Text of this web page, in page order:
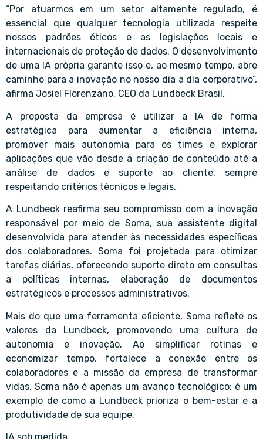
“Por atuarmos em um setor altamente regulado, é
essencial que qualquer tecnologia utilizada respeite
nossos padrões éticos e as legislações locais e
internacionais de proteção de dados. O desenvolvimento
de uma IA própria garante isso e, ao mesmo tempo, abre
caminho para a inovação no nosso dia a dia corporativo”,
afirma Josiel Florenzano, CEO da Lundbeck Brasil.
A proposta da empresa é utilizar a IA de forma
estratégica para aumentar a eficiência interna,
promover mais autonomia para os times e explorar
aplicações que vão desde a criação de conteúdo até a
análise de dados e suporte ao cliente, sempre
respeitando critérios técnicos e legais.
A Lundbeck reafirma seu compromisso com a inovação
responsável por meio de Soma, sua assistente digital
desenvolvida para atender às necessidades específicas
dos colaboradores. Soma foi projetada para otimizar
tarefas diárias, oferecendo suporte direto em consultas
a políticas internas, elaboração de documentos
estratégicos e processos administrativos.
Mais do que uma ferramenta eficiente, Soma reflete os
valores da Lundbeck, promovendo uma cultura de
autonomia e inovação. Ao simplificar rotinas e
economizar tempo, fortalece a conexão entre os
colaboradores e a missão da empresa de transformar
vidas. Soma não é apenas um avanço tecnológico; é um
exemplo de como a Lundbeck prioriza o bem-estar e a
produtividade de sua equipe.